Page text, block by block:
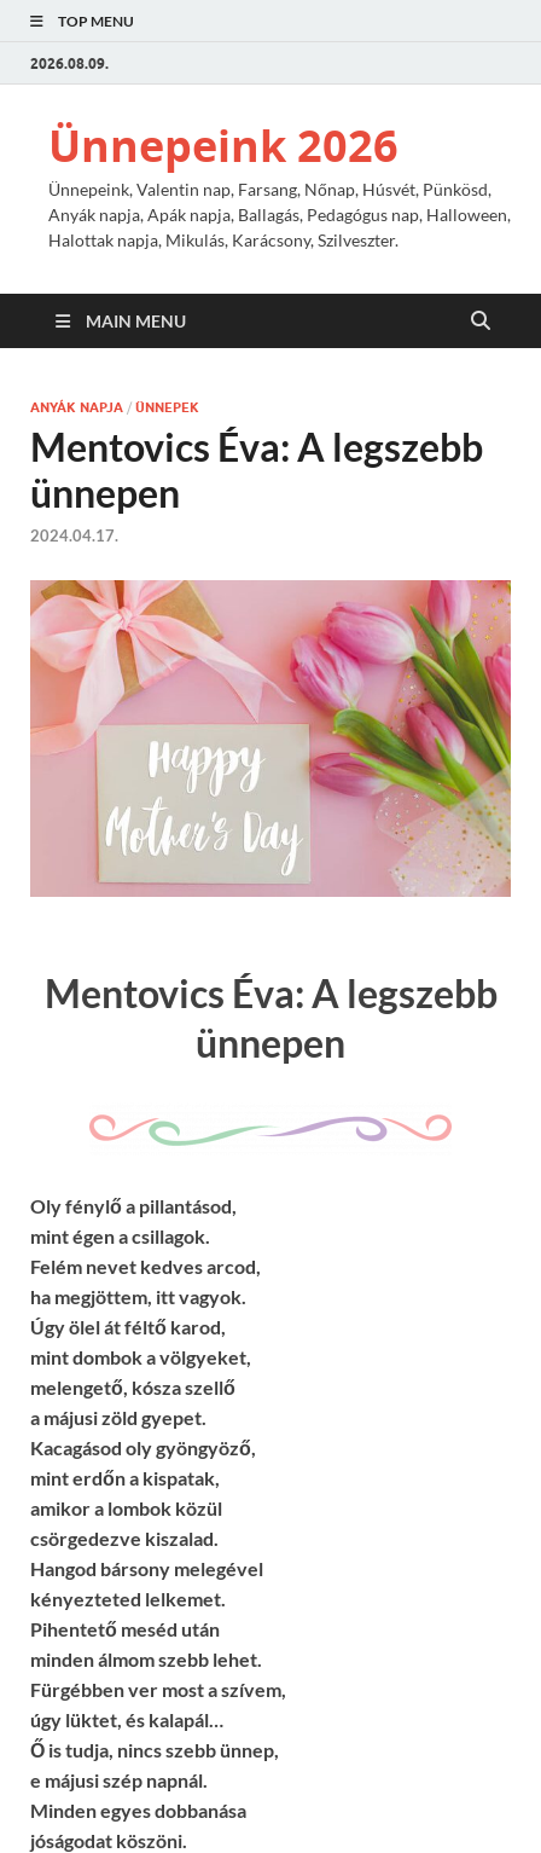
TOP MENU
2026.08.09.
Ünnepeink 2026
Ünnepeink, Valentin nap, Farsang, Nőnap, Húsvét, Pünkösd,
Anyák napja, Apák napja, Ballagás, Pedagógus nap, Halloween,
Halottak napja, Mikulás, Karácsony, Szilveszter.
MAIN MENU
ANYÁK NAPJA / ÜNNEPEK
Mentovics Éva: A legszebb
ünnepen
2024.04.17.
Mentovics Éva: A legszebb
ünnepen
Oly fénylő a pillantásod,
mint égen a csillagok.
Felém nevet kedves arcod,
ha megjöttem, itt vagyok.
Úgy ölel át féltő karod,
mint dombok a völgyeket,
melengető, kósza szellő
a májusi zöld gyepet.
Kacagásod oly gyöngyöző,
mint erdőn a kispatak,
amikor a lombok közül
csörgedezve kiszalad.
Hangod bársony melegével
kényezteted lelkemet.
Pihentető meséd után
minden álmom szebb lehet.
Fürgébben ver most a szívem,
úgy lüktet, és kalapál…
Ő is tudja, nincs szebb ünnep,
e májusi szép napnál.
Minden egyes dobbanása
jóságodat köszöni.